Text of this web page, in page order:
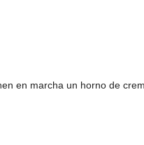
en marcha un horno de